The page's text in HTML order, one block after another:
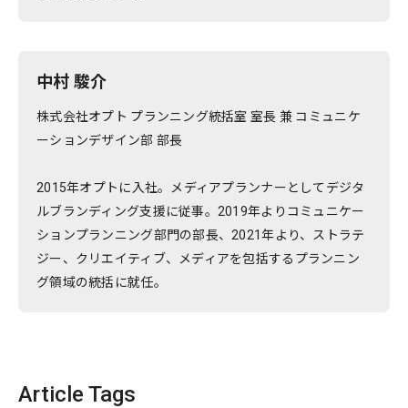
中村 駿介
株式会社オプト プランニング統括室 室長 兼 コミュニケ
ーションデザイン部 部長
2015年オプトに入社。メディアプランナーとしてデジタ
ルブランディング支援に従事。2019年よりコミュニケー
ションプランニング部門の部長、2021年より、ストラテ
ジー、クリエイティブ、メディアを包括するプランニン
グ領域の統括に就任。
Article Tags